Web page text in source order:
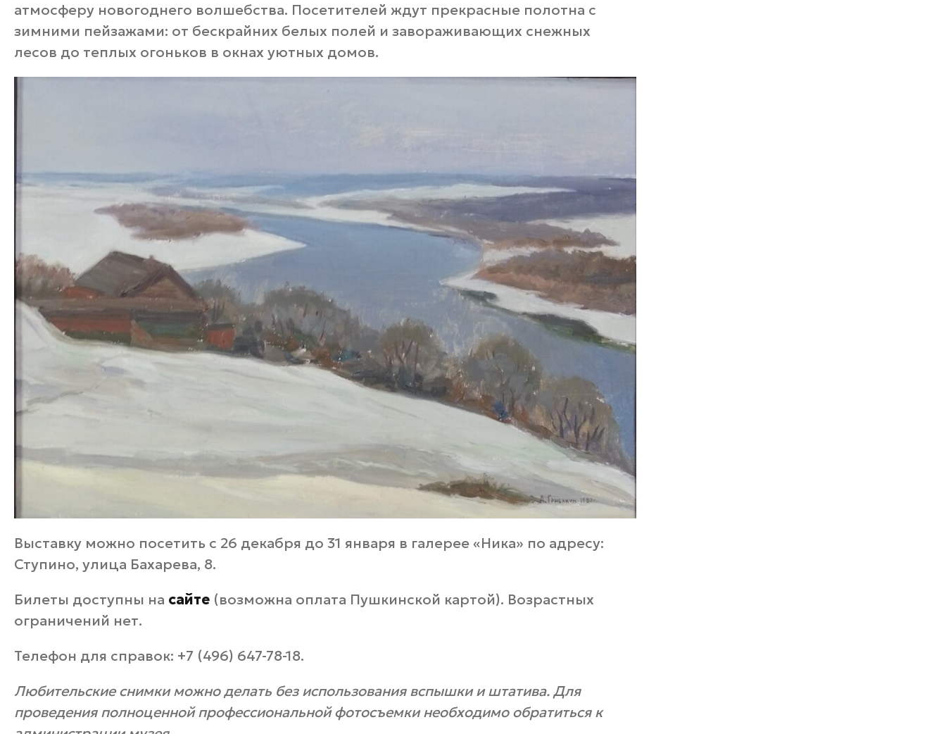
атмосферу новогоднего волшебства. Посетителей ждут прекрасные полотна с
зимними пейзажами: от бескрайних белых полей и завораживающих снежных
лесов до теплых огоньков в окнах уютных домов.
Выставку можно посетить с 26 декабря до 31 января в галерее «Ника» по адресу:
Ступино, улица Бахарева, 8.
Билеты доступны на сайте (возможна оплата Пушкинской картой). Возрастных
ограничений нет.
Телефон для справок: +7 (496) 647-78-18.
Любительские снимки можно делать без использования вспышки и штатива. Для
проведения полноценной профессиональной фотосъемки необходимо обратиться к